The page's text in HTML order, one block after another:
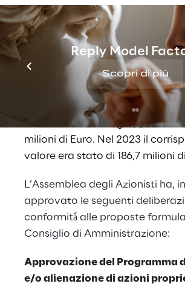
Reply Model
Scopri di più
2023.
L’EBIT, da gennaio a dicembre, è
di 330,4 milioni di Euro, in
rispetto ai 292,7 milioni di Euro a
Il risultato netto di gruppo è stato
milioni di Euro. Nel 2023 il
valore era stato di 186,7 milioni
L’Assemblea degli Azionisti ha,
approvato le seguenti
conformità̀ alle proposte
Consiglio di Amministrazione:
Approvazione del Programma
e/o alienazione di azioni